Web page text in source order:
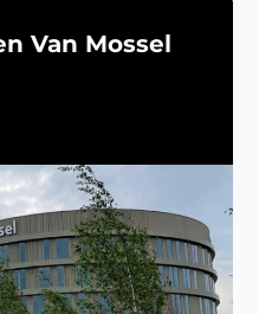
Van Mossel